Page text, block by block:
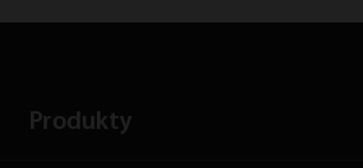
Produkty